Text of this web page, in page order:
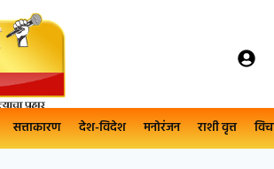
सत्ताकारण देश-विदेश मनोरंजन राशी वृत्त